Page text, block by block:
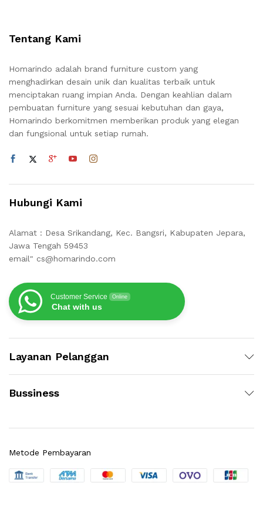
Tentang Kami
Homarindo adalah brand furniture custom yang
menghadirkan desain unik dan kualitas terbaik untuk
menciptakan ruang impian Anda. Dengan keahlian dalam
pembuatan furniture yang sesuai kebutuhan dan gaya,
Homarindo berkomitmen memberikan produk yang elegan
dan fungsional untuk setiap rumah.
Hubungi Kami
Alamat : Desa Srikandang, Kec. Bangsri, Kabupaten Jepara,
Jawa Tengah 59453
email" cs@homarindo.com
Customer Service Online
Chat with us
Layanan Pelanggan
Bussiness
Metode Pembayaran